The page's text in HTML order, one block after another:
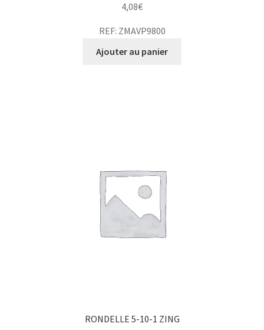
4,08€
REF: ZMAVP9800
Ajouter au panier
RONDELLE 5-10-1 ZING